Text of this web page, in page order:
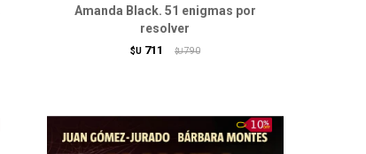
Amanda Black. 51 enigmas por
resolver
$U 711 $U 790